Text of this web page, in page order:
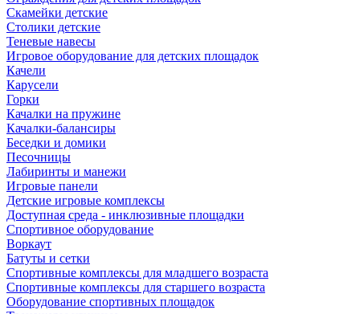
Скамейки детские
Столики детские
Теневые навесы
Игровое оборудование для детских площадок
Качели
Карусели
Горки
Качалки на пружине
Качалки-балансиры
Беседки и домики
Песочницы
Лабиринты и манежи
Игровые панели
Детские игровые комплексы
Доступная среда - инклюзивные площадки
Спортивное оборудование
Воркаут
Батуты и сетки
Спортивные комплексы для младшего возраста
Спортивные комплексы для старшего возраста
Оборудование спортивных площадок